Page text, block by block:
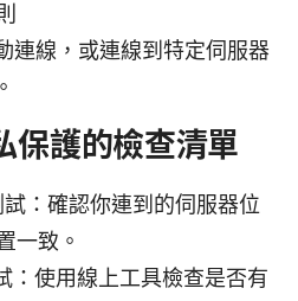
連線，或連線到特定伺服器
保護的檢查清單
：確認你連到的伺服器位
一致。
：使用線上工具檢查是否有